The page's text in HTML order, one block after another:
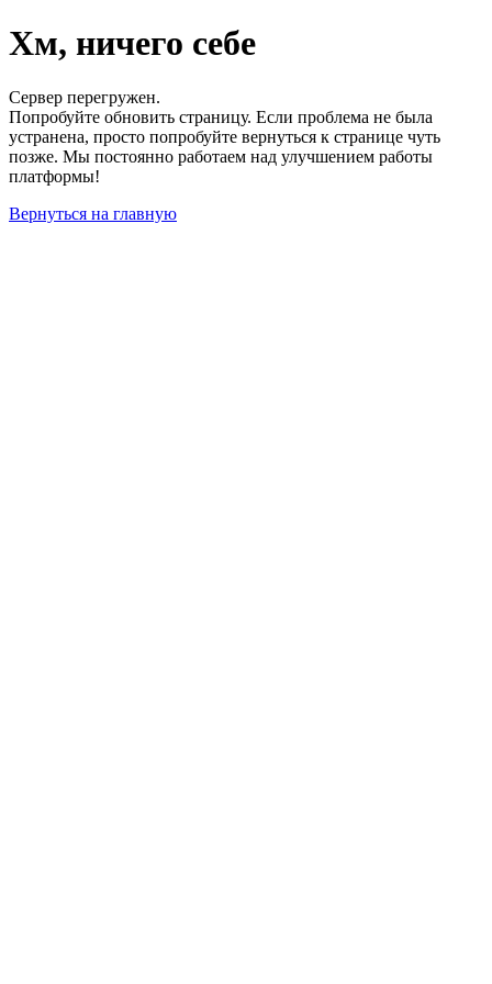
Хм, ничего себе
Сервер перегружен.
Попробуйте обновить страницу. Если проблема не была
устранена, просто попробуйте вернуться к странице чуть
позже. Мы постоянно работаем над улучшением работы
платформы!
Вернуться на главную